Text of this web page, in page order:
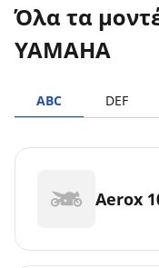
Όλα τα
YAMAHA
ABC DEF
Aerox